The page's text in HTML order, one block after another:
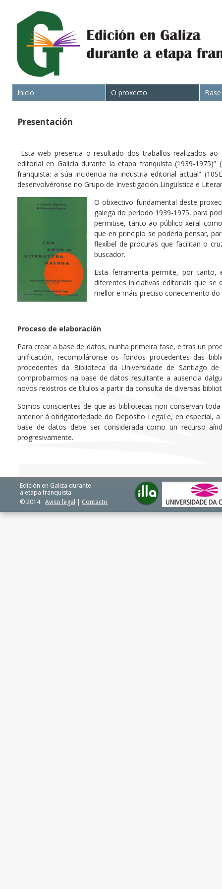
Inicio O proxecto
Presentación
Esta web presenta o resultado dos traballos realizados
editorial en Galicia durante la etapa franquista (1939-
franquista: a súa incidencia na industria editorial actual”
desenvolvéronse no Grupo de Investigación Lingüística e
O obxectivo fundamental deste
galega do período 1939-1975, para
permitise, tanto ao público xeral
que en principio se podería pensar,
flexíbel de procuras que facilitan o
buscador.
Esta ferramenta permite, por tanto,
diferentes iniciativas editoriais que
mellor e máis preciso coñecemento
Proceso de elaboración
Para crear a base de datos, nunha primeira fase, e tras un
unificación, recompiláronse os fondos procedentes das
procedentes da Biblioteca da Universidade de Santiago
comprobarmos na base de datos resultante a ausencia
novos rexistros de títulos a partir da consulta de diversas
Somos conscientes de que as bibliotecas non conservan
anterior á obrigatoriedade do Depósito Legal e, en especial,
base de datos debe ser considerada como un recurso
progresivamente.
Edición en Galiza durante
a etapa franquista
© 2014 Aviso legal | Contacto